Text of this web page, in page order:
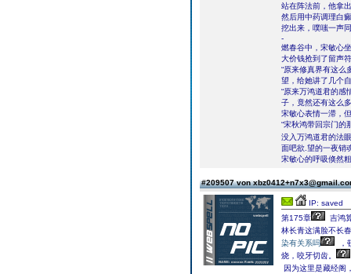
站在阵法前，他拿
然后用中药调理白
挖出来，噗嗤一声
-
燃春谷中，宋敏心
大价钱抢到了留声
“原来修真界有这么
望，给她讲了几个
“原来万鸿道君的感
子，竟然还有这么
宋敏心表情一滞，
“宋秋鸿带回宗门的
没入万鸿道君的法
面吧欲.望的一夜销
宋敏心的呼吸倏然
#209507 von
IP: saved
第175章
吉鸿
林长青这满脸不长
染有关系吗
，
烧，咬牙切齿。
因为这里是藏经阁